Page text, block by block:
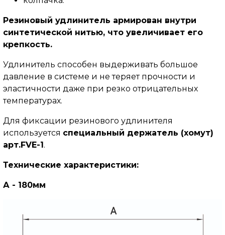
Резиновый удлинитель армирован внутри
синтетической нитью, что увеличивает его
крепкость.
Удлинитель способен выдерживать большое
давление в системе и не теряет прочности и
эластичности даже при резко отрицательных
температурах.
Для фиксации резинового удлинителя
используется специальный держатель (хомут)
арт.FVE-1.
Технические характеристики:
А - 180мм